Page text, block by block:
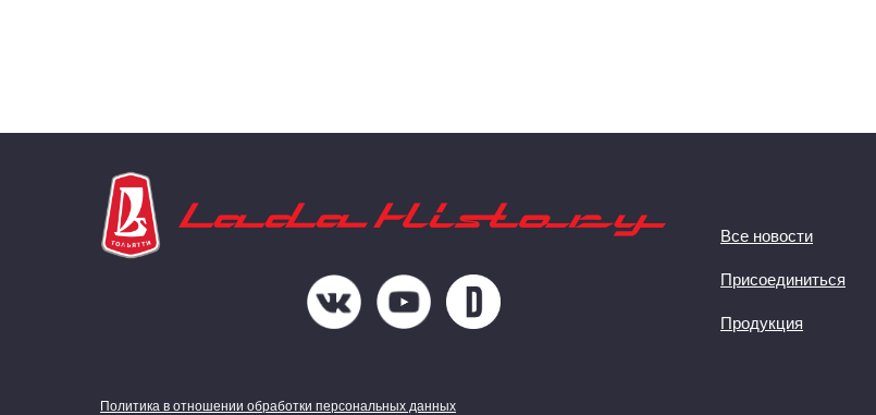
Продукция
Присоединиться
Все новости
Политика в отношении обработки персональных данных